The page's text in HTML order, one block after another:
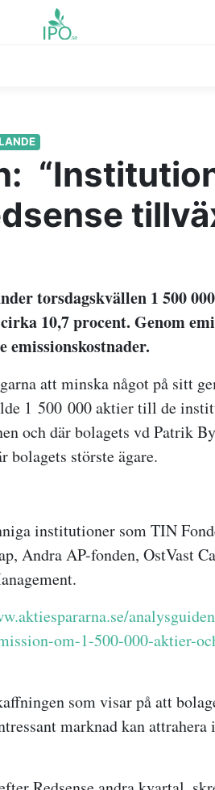
torsdagskvällen 1 500
10,7 procent. Genom
att minska något på sitt
1 500 000 aktier till de
och där bolagets vd Patrik
bolagets störste ägare.
institutioner som TIN
Andra AP-fonden, OstVast
om-1-500-000-aktier-
som visar på att
marknad kan